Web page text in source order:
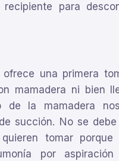
recipiente para
una primera
mamadera ni bien
de la mamadera
succión. No se
tomar porque
por aspiración